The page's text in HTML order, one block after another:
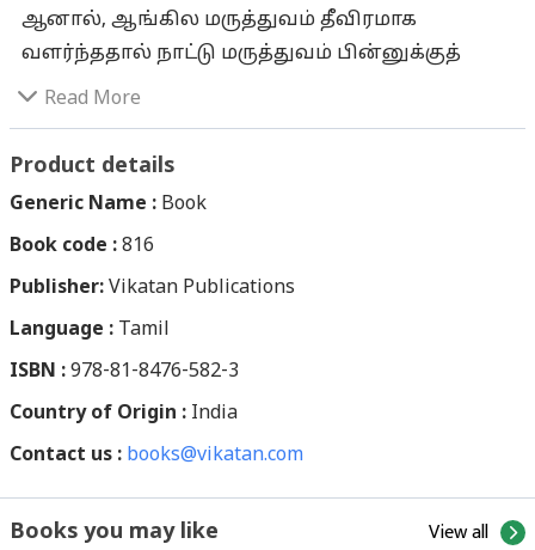
ஆனால், ஆங்கில மருத்துவம் தீவிரமாக
வளர்ந்ததால் நாட்டு மருத்துவம் பின்னுக்குத்
தள்ளப்பட்டது. ஆங்கில மருந்துகளோ
வழி மருத்துவம் பக்கவிளைவை
வலம் வருகிறது. மனித சமுதாயத்தை வாட்டும்
பல நோய்களுக்கு அருமருந்தை அள்ளித்
தருகிறது இந்த மருத்துவ முறை என்றால் அது
பாதிக்கப்பட்டுள்ள நோயாக உள்ளது. இதைத்
தீர்க்க எந்த மருத்துவ முறையிலும் சரியான தீர்வு
மூலம் குடி நோயைக் குணப்படுத்த முடியும்
Read More
Product details
Generic Name : Book
Book code : 816
Publisher: Vikatan Publications
Language : Tamil
ISBN : 978-81-8476-582-3
Country of Origin : India
Contact us : books@vikatan.com
Books you may like View all